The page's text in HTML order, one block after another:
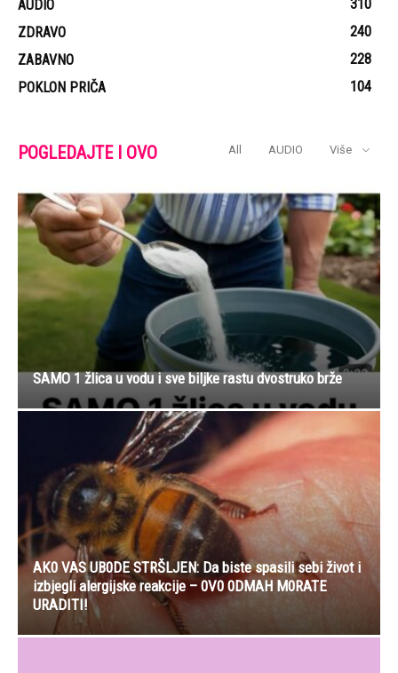
AUDIO
310
ZDRAVO
240
ZABAVNO
228
POKLON PRIČA
104
POGLEDAJTE I OVO All AUDIO Više
SAMO 1 žlica u vodu i sve biljke rastu dvostruko brže
AK0 VAS UB0DE STRŠLJEN: Da biste spasili sebi život i
izbjegli alergijske reakcije – 0V0 0DMAH M0RATE
URADITI!